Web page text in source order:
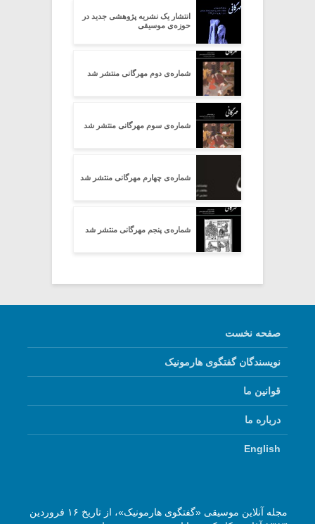
انتشار یک نشریه پژوهشی جدید در
حوزه‌ی موسیقی
شماره‌ی دوم مهرگانی منتشر شد
شماره‌ی سوم مهرگانی منتشر شد
شماره‌ی چهارم مهرگانی منتشر شد
شماره‌ی پنجم مهرگانی منتشر شد
صفحه نخست
نویسندگان گفتگوی هارمونیک
قوانین ما
درباره ما
English
مجله آنلاین موسیقی «گفتگوی هارمونیک»، از تاریخ ۱۶ فروردین